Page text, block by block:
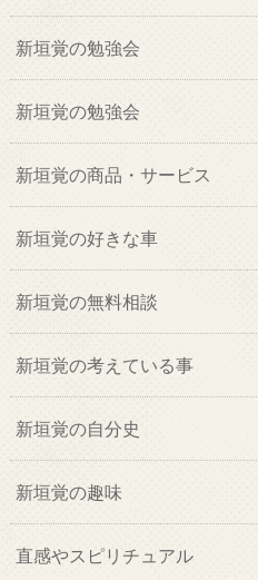
新垣覚の勉強会
新垣覚の勉強会
新垣覚の商品・サービス
新垣覚の好きな車
新垣覚の無料相談
新垣覚の考えている事
新垣覚の自分史
新垣覚の趣味
直感やスピリチュアル